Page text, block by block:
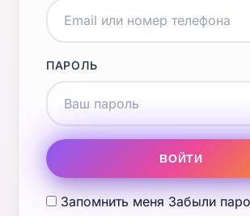
ПАРОЛЬ
ВОЙТИ
Запомнить меня Забыли